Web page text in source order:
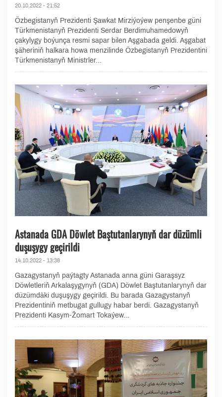
20.10.2022 - 21:52
Özbegistanyň Prezidenti Şawkat Mirziýoýew penşenbe güni
Türkmenistanyň Prezidenti Serdar Berdimuhamedowyň
çakylygy boýunça resmi sapar bilen Aşgabada geldi. Aşgabat
şäheriniň halkara howa menzilinde Özbegistanyň Prezidentini
Türkmenistanyň Ministrler...
Astanada GDA Döwlet Baştutanlarynyň dar düzümli
duşuşygy geçirildi
14.10.2022 - 13:38
Gazagystanyň paýtagty Astanada anna güni Garaşsyz
Döwletleriň Arkalaşygynyň (GDA) Döwlet Baştutanlarynyň dar
düzümdäki duşuşygy geçirildi. Bu barada Gazagystanyň
Prezidentiniň metbugat gullugy habar berdi. Gazagystanyň
Prezidenti Kasym-Žomart Tokaýew...